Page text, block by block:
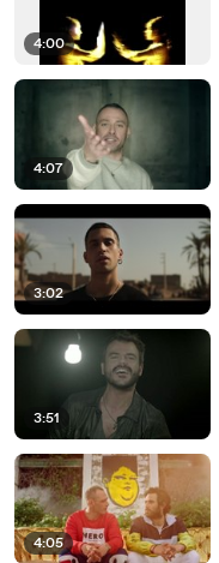
4:00
4:07
3:02
3:51
4:05